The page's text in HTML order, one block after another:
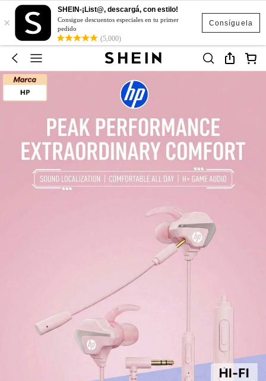
Consíguela
×
SHEIN-¡List@, descargá, con estilo!
Consigue descuentos especiales en tu primer
pedido
(5,000)